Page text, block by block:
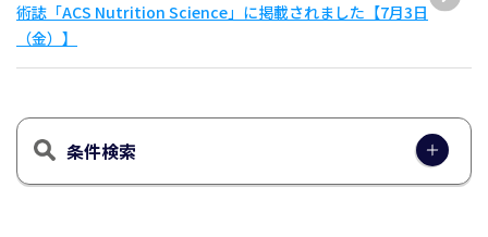
術誌「ACS Nutrition Science」に掲載されました【7月3日
（金）】
条件検索